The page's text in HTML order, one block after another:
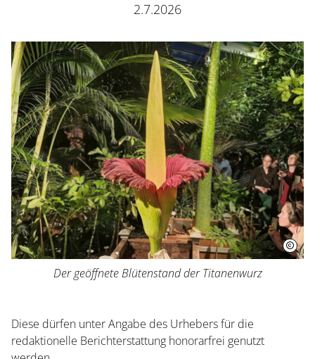
Herrenhausen erleben
2.7.2026
Der geöffnete Blütenstand der Titanenwurz
Diese dürfen unter Angabe des Urhebers für die
redaktionelle Berichterstattung honorarfrei genutzt